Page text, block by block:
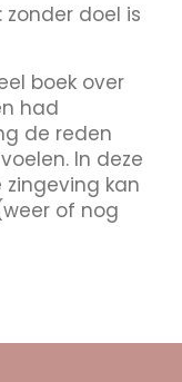
doel is
boek over
had
de reden
In deze
kan
of nog